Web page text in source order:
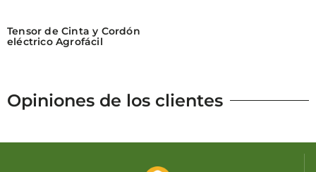
Tensor de Cinta y Cordón
eléctrico Agrofácil
Opiniones de los clientes